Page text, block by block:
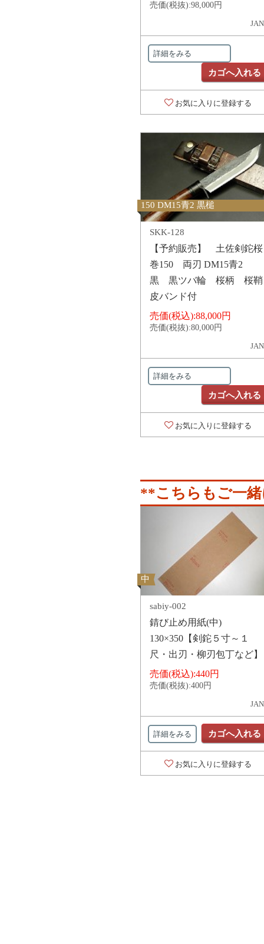
売価(税抜):98,000円
詳細をみる
カゴへ入れる
お気に入りに登録する
150 DM15青2 黒槌
SKK-128
【予約販売】 土佐剣鉈桜
巻150 両刃 DM15青2
黒 黒ツバ輪 桜柄 桜鞘
皮バンド付
売価(税込):88,000円
売価(税抜):80,000円
詳細をみる
カゴへ入れる
お気に入りに登録する
**こちらもご一
中
sabiy-002
錆び止め用紙(中)
130×350【剣鉈５寸～１
尺・出刃・柳刃包丁など】
売価(税込):440円
売価(税抜):400円
詳細をみる カゴへ入れる
お気に入りに登録する